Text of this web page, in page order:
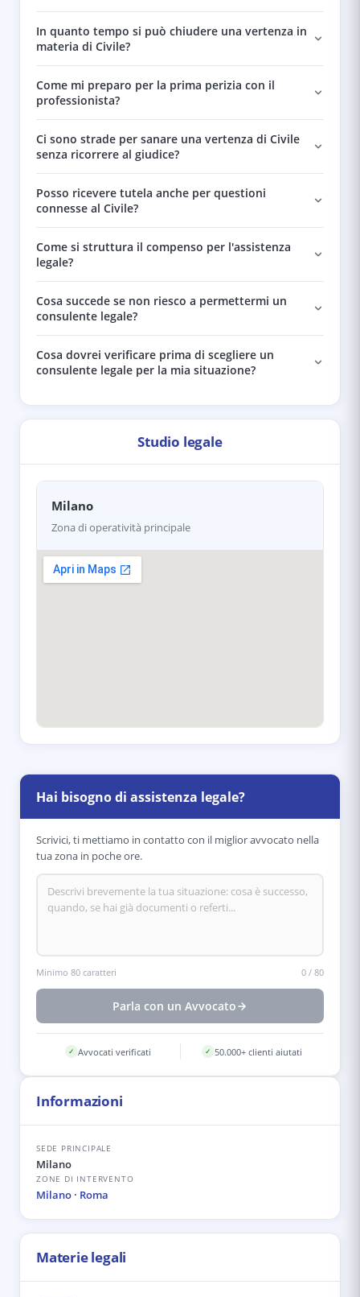
In quanto tempo si può chiudere una vertenza in
materia di Civile?
Come mi preparo per la prima perizia con il
professionista?
Ci sono strade per sanare una vertenza di Civile
senza ricorrere al giudice?
Posso ricevere tutela anche per questioni
connesse al Civile?
Come si struttura il compenso per l'assistenza
legale?
Cosa succede se non riesco a permettermi un
consulente legale?
Cosa dovrei verificare prima di scegliere un
consulente legale per la mia situazione?
Studio legale
Milano
Zona di operatività principale
Hai bisogno di assistenza legale?
Scrivici, ti mettiamo in contatto con il miglior avvocato nella
tua zona in poche ore.
Minimo 80 caratteri 0 / 80
Parla con un Avvocato
✓ Avvocati verificati ✓ 50.000+ clienti aiutati
Informazioni
SEDE PRINCIPALE
Milano
ZONE DI INTERVENTO
Milano · Roma
Materie legali